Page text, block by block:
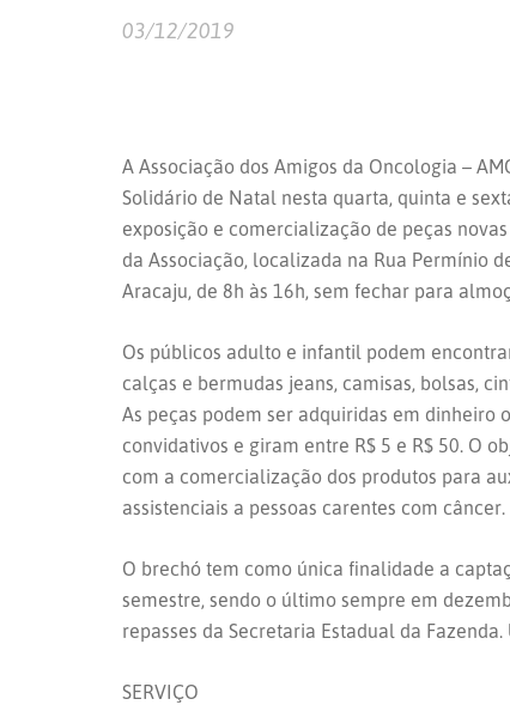
03/12/2019
A Associação dos Amigos da Oncologia –
Solidário de Natal nesta quarta, quinta e
exposição e comercialização de peças
da Associação, localizada na Rua Permínio
Aracaju, de 8h às 16h, sem fechar para
Os públicos adulto e infantil podem
calças e bermudas jeans, camisas, bolsas,
As peças podem ser adquiridas em dinheiro
convidativos e giram entre R$ 5 e R$ 50. O
com a comercialização dos produtos para
assistenciais a pessoas carentes com câncer.
O brechó tem como única finalidade a
semestre, sendo o último sempre em
repasses da Secretaria Estadual da
SERVIÇO